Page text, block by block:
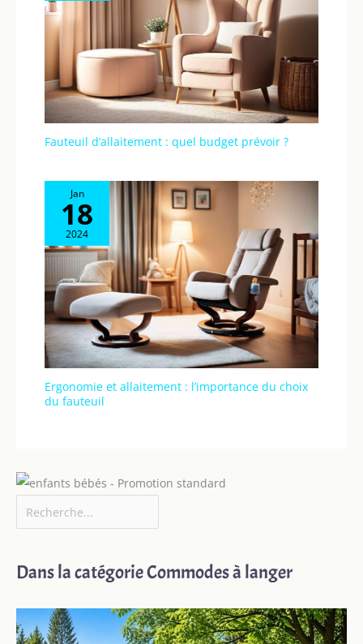
Fauteuil d’allaitement : quel budget prévoir ?
Jan
18
2024
Ergonomie et allaitement : l’importance du choix
du fauteuil
Dans la catégorie Commodes à langer